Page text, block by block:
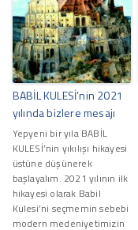
BABİL KULESİ’nin 2021
yılında bizlere mesajı
Yepyeni bir yıla BABİL
KULESİ’nin yıkılışı hikayesi
üstüne düşünerek
başlayalım. 2021 yılının ilk
hikayesi olarak Babil
Kulesi’ni seçmemin sebebi
modern medeniyetimizin